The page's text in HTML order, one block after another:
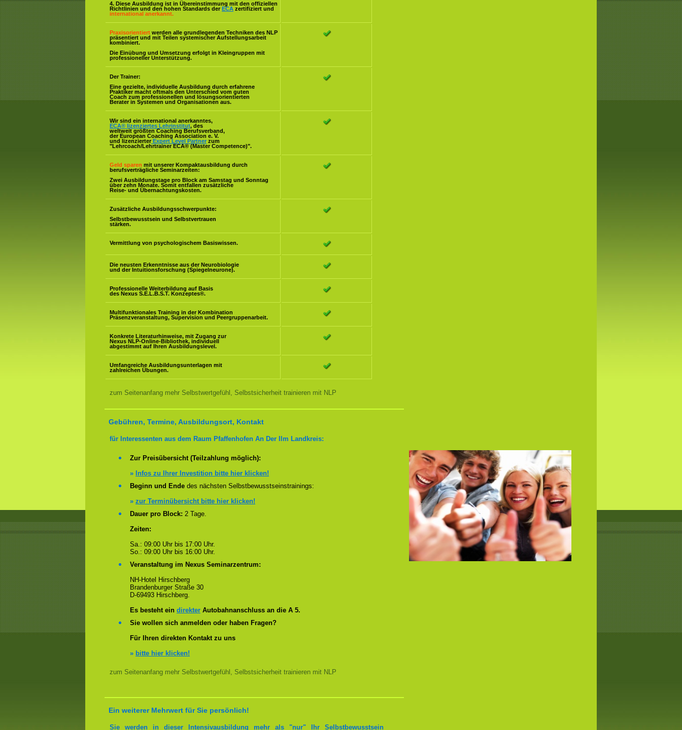
4. Diese Ausbildung ist in Übereinstimmung mit den offiziellen
Richtlinien und den hohen Standards der ECA zertifiziert und
international anerkannt.
Praxisorientiert werden alle grundlegenden Techniken des NLP
präsentiert und mit Teilen systemischer Aufstellungsarbeit
kombiniert.
Die Einübung und Umsetzung erfolgt in Kleingruppen mit
professioneller Unterstützung.
Der Trainer:
Eine gezielte, individuelle Ausbildung durch erfahrene
Praktiker macht oftmals den Unterschied vom guten
Coach zum professionellen und lösungsorientierten
Berater in Systemen und Organisationen aus.
Wir sind ein international anerkanntes,
ECA® lizenziertes Lehrinstitut, des
weltweit größten Coaching Berufsverband,
der European Coaching Association e. V.
und lizenzierter Expert Level Partner zum
"Lehrcoach/Lehrtrainer ECA® (Master Competence)".
Geld sparen mit unserer Kompaktausbildung durch
berufsverträgliche Seminarzeiten:
Zwei Ausbildungstage pro Block am Samstag und Sonntag
über zehn Monate. Somit entfallen zusätzliche
Reise- und Übernachtungskosten.
Zusätzliche Ausbildungsschwerpunkte:
Selbstbewusstsein und Selbstvertrauen
stärken.
Vermittlung von psychologischem Basiswissen.
Die neusten Erkenntnisse aus der Neurobiologie
und der Intuitionsforschung (Spiegelneurone).
Professionelle Weiterbildung auf Basis
des Nexus S.E.L.B.S.T. Konzeptes®.
Multifunktionales Training in der Kombination
Präsenzveranstaltung, Supervision und Peergruppenarbeit.
Konkrete Literaturhinweise, mit Zugang zur
Nexus NLP-Online-Bibliothek, individuell
abgestimmt auf Ihren Ausbildungslevel.
Umfangreiche Ausbildungsunterlagen mit
zahlreichen Übungen.
zum Seitenanfang mehr Selbstwertgefühl, Selbstsicherheit trainieren mit NLP
Gebühren, Termine, Ausbildungsort, Kontakt
für Interessenten aus dem Raum Pfaffenhofen An Der Ilm Landkreis:
Zur Preisübersicht (Teilzahlung möglich):
» Infos zu Ihrer Investition bitte hier klicken!
Beginn und Ende des nächsten Selbstbewusstseinstrainings:
» zur Terminübersicht bitte hier klicken!
Dauer pro Block: 2 Tage.
Zeiten:
Sa.: 09:00 Uhr bis 17:00 Uhr.
So.: 09:00 Uhr bis 16:00 Uhr.
Veranstaltung im Nexus Seminarzentrum:
NH-Hotel Hirschberg
Brandenburger Straße 30
D-69493 Hirschberg.
Es besteht ein direkter Autobahnanschluss an die A 5.
Sie wollen sich anmelden oder haben Fragen?
Für Ihren direkten Kontakt zu uns
» bitte hier klicken!
zum Seitenanfang mehr Selbstwertgefühl, Selbstsicherheit trainieren mit NLP
Ein weiterer Mehrwert für Sie persönlich!
Sie werden in dieser Intensivausbildung mehr als "nur" Ihr Selbstbewusstsein